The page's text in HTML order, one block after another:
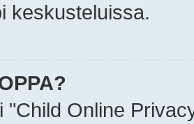
keskusteluissa.
"Child Online